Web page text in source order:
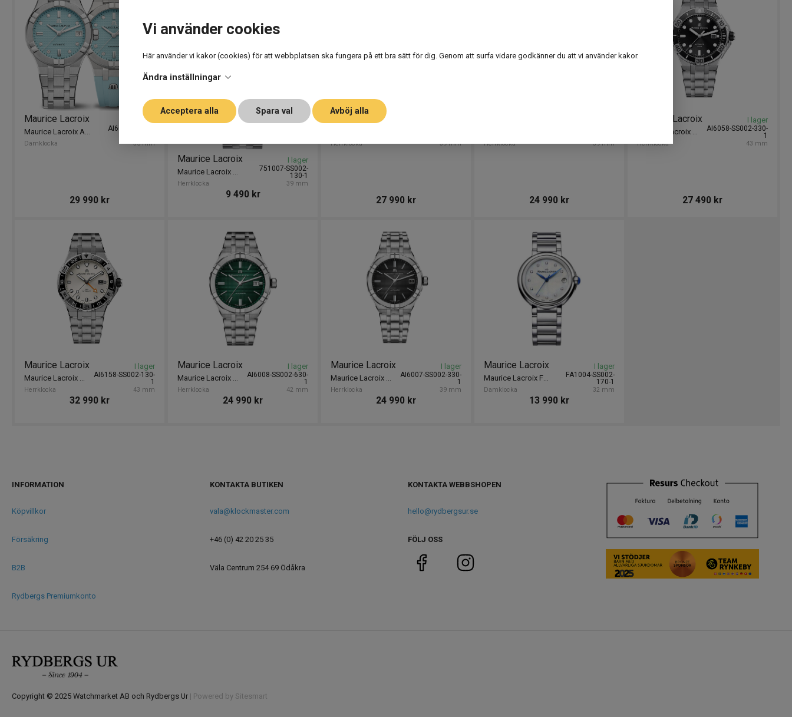
Vi använder cookies
Här använder vi kakor (cookies) för att webbplatsen ska fungera på ett bra sätt för dig. Genom att surfa vidare godkänner du att vi använder kakor.
Ändra inställningar
Acceptera alla Spara val Avböj alla
AI6006-SS00F-
Maurice Lacroix
Damklocka 35 mm
I lager
29 990 kr
751007-SS002-
130-1
Maurice Lacroix
Herrklocka 39 mm
I lager
9 490 kr
Maurice Lacroix
Herrklocka 39 mm
27 990 kr
Herrklocka 39 mm
24 990 kr
AI6058-SS002-330-
1
Maurice Lacroix
Herrklocka 43 mm
I lager
27 490 kr
AI6158-SS002-130-
1
Maurice Lacroix
Herrklocka 43 mm
I lager
32 990 kr
AI6008-SS002-630-
1
Maurice Lacroix
Herrklocka 42 mm
I lager
24 990 kr
AI6007-SS002-330-
1
Maurice Lacroix
Herrklocka 39 mm
I lager
24 990 kr
FA1004-SS002-
170-1
Maurice Lacroix
Damklocka 32 mm
I lager
13 990 kr
INFORMATION
Köpvillkor
Försäkring
B2B
Rydbergs Premiumkonto
KONTAKTA BUTIKEN
vala@klockmaster.com
+46 (0) 42 20 25 35
Väla Centrum 254 69 Ödåkra
KONTAKTA WEBBSHOPEN
hello@rydbergsur.se
FÖLJ OSS
Copyright © 2025 Watchmarket AB och Rydbergs Ur | Powered by Sitesmart